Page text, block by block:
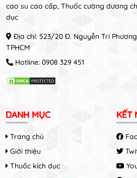
cao su cao cấp, Thuốc cường dương
dục
Địa chỉ: 523/20 Đ. Nguyễn Tri
TPHCM
Hotline: 0908 329 451
DANH MỤC
Trang chủ
Giới thiệu
Thuốc kích dục
KẾT